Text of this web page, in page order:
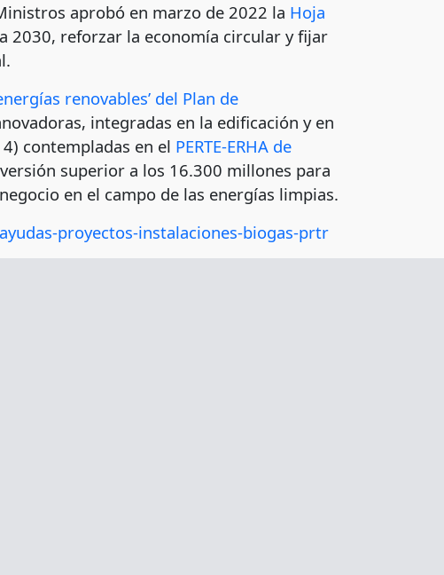
aprobó en marzo de 2022 la Hoja
2030, reforzar la economía circular y fijar
renovables’ del Plan de
integradas en la edificación y en
contempladas en el PERTE-ERHA de
superior a los 16.300 millones para
en el campo de las energías limpias.
proyectos-instalaciones-biogas-prtr